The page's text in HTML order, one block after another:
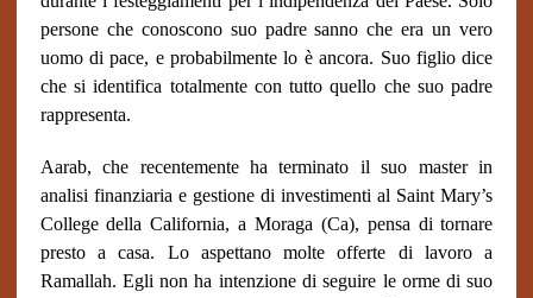
persone che conoscono suo padre sanno che era un vero
uomo di pace, e probabilmente lo è ancora. Suo figlio dice
che si identifica totalmente con tutto quello che suo padre
rappresenta.
Aarab, che recentemente ha terminato il suo master in
analisi finanziaria e gestione di investimenti al Saint Mary’s
College della California, a Moraga (Ca), pensa di tornare
presto a casa. Lo aspettano molte offerte di lavoro a
Ramallah. Egli non ha intenzione di seguire le orme di suo